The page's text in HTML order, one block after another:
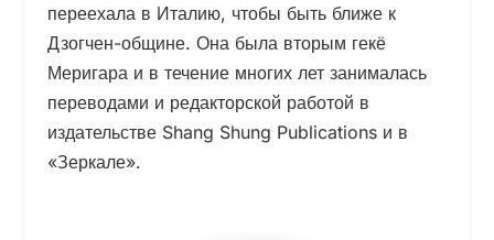
переехала в Италию, чтобы быть ближе к
Дзогчен-общине. Она была вторым гекё
Меригара и в течение многих лет занималась
переводами и редакторской работой в
издательстве Shang Shung Publications и в
«Зеркале».